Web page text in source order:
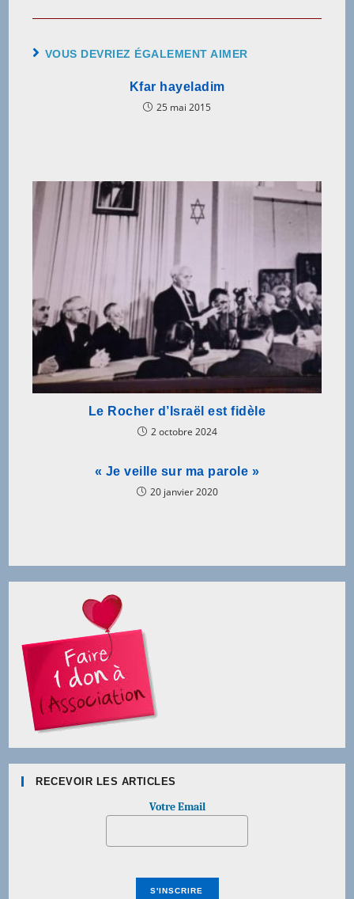
VOUS DEVRIEZ ÉGALEMENT AIMER
Kfar hayeladim
25 mai 2015
Le Rocher d’Israël est fidèle
2 octobre 2024
« Je veille sur ma parole »
20 janvier 2020
RECEVOIR LES ARTICLES
Votre Email